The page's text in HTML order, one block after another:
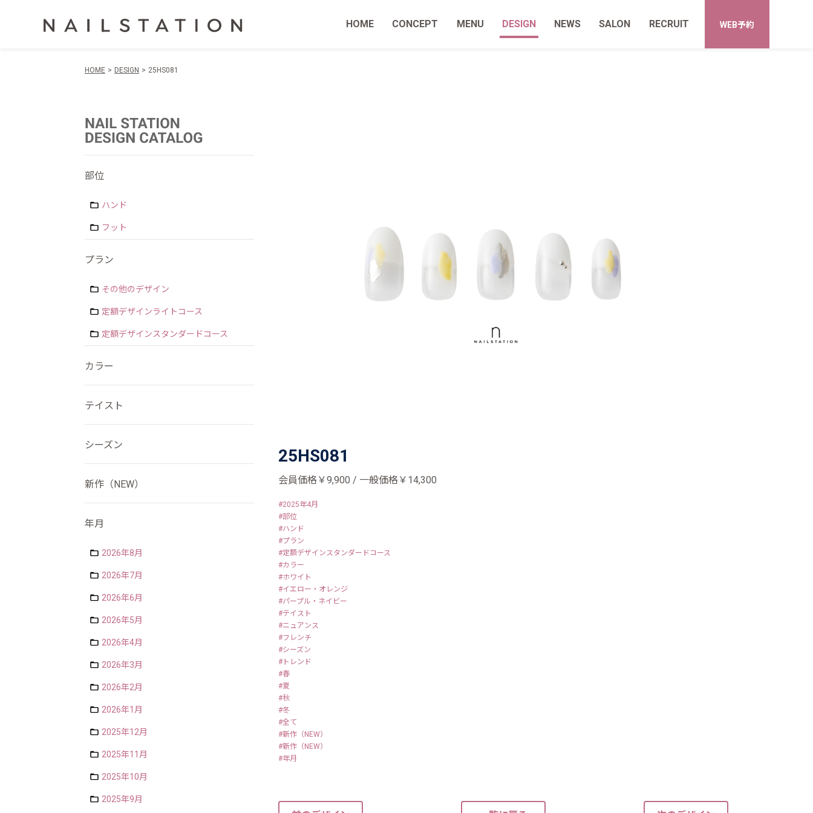
HOME CONCEPT MENU DESIGN NEWS SALON RECRUIT WEB予約
HOME DESIGN 25HS081
部位
ハンド
フット
プラン
その他のデザイン
定額デザインライトコース
定額デザインスタンダードコース
カラー
テイスト
シーズン
新作（NEW）
年月
2026年8月
2026年7月
2026年6月
2026年5月
2026年4月
2026年3月
2026年2月
2026年1月
2025年12月
2025年11月
2025年10月
2025年9月
25HS081
会員価格￥9,900 / 一般価格￥14,300
2025年4月
部位
ハンド
プラン
定額デザインスタンダードコース
カラー
ホワイト
イエロー・オレンジ
パープル・ネイビー
テイスト
ニュアンス
フレンチ
シーズン
トレンド
春
夏
秋
冬
全て
新作（NEW）
新作（NEW）
年月